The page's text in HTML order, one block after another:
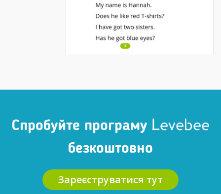
Спробуйте програму Levebee
безкоштовно
Зареєструватися тут